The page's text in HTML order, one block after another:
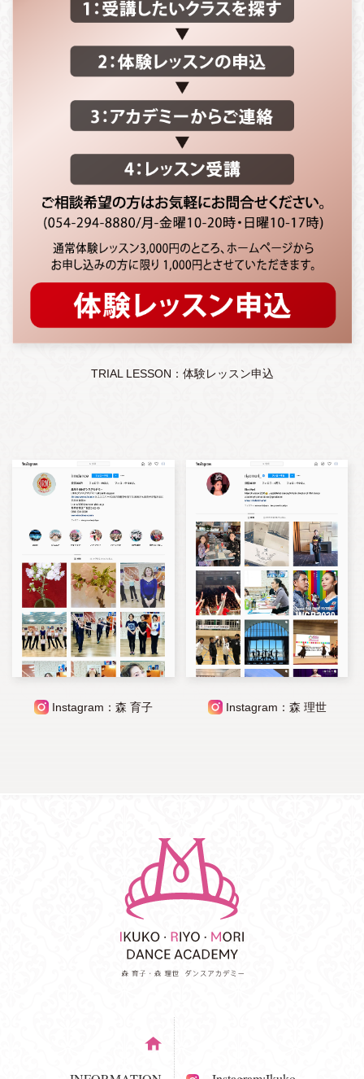
TRIAL LESSON：体験レッスン申込
Instagram：森 育子 Instagram：森 理世